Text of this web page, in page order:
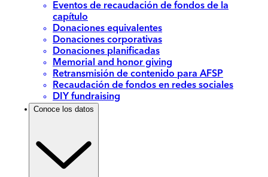
Eventos de recaudación de fondos de la
capítulo
Donaciones equivalentes
Donaciones corporativas
Donaciones planificadas
Memorial and honor giving
Retransmisión de contenido para AFSP
Recaudación de fondos en redes sociales
DIY fundraising
Conoce los datos